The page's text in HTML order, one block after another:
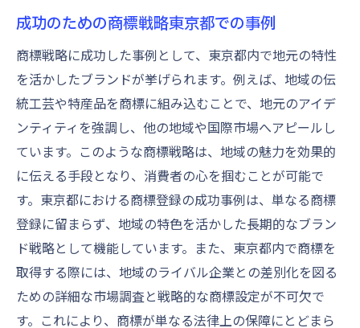
商標登録の未来を見据えたビジネス戦略
東京都での商標がもたらす長期的な利益
商標登録の未来における重要性
東京都での商標が企業成長に与える影響
商標の長期的な価値を東京都で最大化する
商標登録が未来のビジネスにもたらす可能
性
東京都で商標を取得する理由ビジネスの競争力
を高める秘訣
商標登録による競争優位性の獲得
東京都での商標が競争力を高める理由
成功のための商標戦略東京都での事例
商標戦略に成功した事例として、東京都内で地元の特性
を活かしたブランドが挙げられます。例えば、地域の伝
統工芸や特産品を商標に組み込むことで、地元のアイデ
ンティティを強調し、他の地域や国際市場へアピールし
ています。このような商標戦略は、地域の魅力を効果的
に伝える手段となり、消費者の心を掴むことが可能で
す。東京都における商標登録の成功事例は、単なる商標
登録に留まらず、地域の特色を活かした長期的なブラン
ド戦略として機能しています。また、東京都内で商標を
取得する際には、地域のライバル企業との差別化を図る
ための詳細な市場調査と戦略的な商標設定が不可欠で
す。これにより、商標が単なる法律上の保障にとどまら